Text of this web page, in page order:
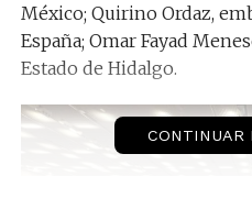
México; Quirino Ordaz,
España; Omar Fayad
Estado de Hidalgo.
CONTINUAR